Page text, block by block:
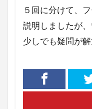
５回に分けて、
説明しましたが
少しでも疑問が